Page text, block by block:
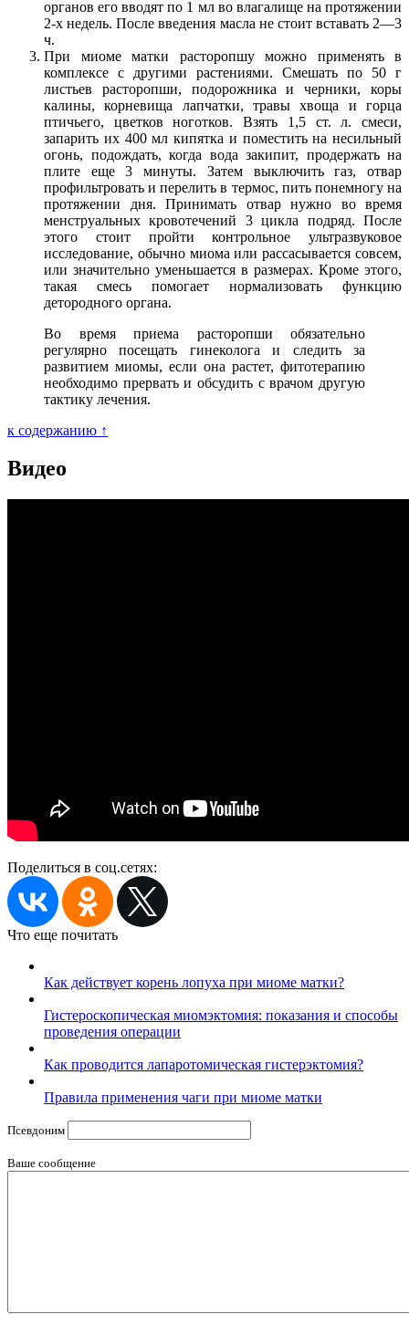
органов его вводят по 1 мл во влагалище на протяжении
2-х недель. После введения масла не стоит вставать 2—3
ч.
При миоме матки расторопшу можно применять в
комплексе с другими растениями. Смешать по 50 г
листьев расторопши, подорожника и черники, коры
калины, корневища лапчатки, травы хвоща и горца
птичьего, цветков ноготков. Взять 1,5 ст. л. смеси,
запарить их 400 мл кипятка и поместить на несильный
огонь, подождать, когда вода закипит, продержать на
плите еще 3 минуты. Затем выключить газ, отвар
профильтровать и перелить в термос, пить понемногу на
протяжении дня. Принимать отвар нужно во время
менструальных кровотечений 3 цикла подряд. После
этого стоит пройти контрольное ультразвуковое
исследование, обычно миома или рассасывается совсем,
или значительно уменьшается в размерах. Кроме этого,
такая смесь помогает нормализовать функцию
детородного органа.
Во время приема расторопши обязательно
регулярно посещать гинеколога и следить за
развитием миомы, если она растет, фитотерапию
необходимо прервать и обсудить с врачом другую
тактику лечения.
к содержанию ↑
Видео
Поделиться в соц.сетях:
Что еще почитать
Как действует корень лопуха при миоме матки?
Гистероскопическая миомэктомия: показания и способы
проведения операции
Как проводится лапаротомическая гистерэктомия?
Правила применения чаги при миоме матки
Псевдоним
Ваше сообщение